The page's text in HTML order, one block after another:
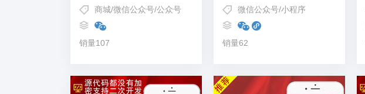
商城/微信公众号/公众号
销量107
微信公众号/小程序
销量62